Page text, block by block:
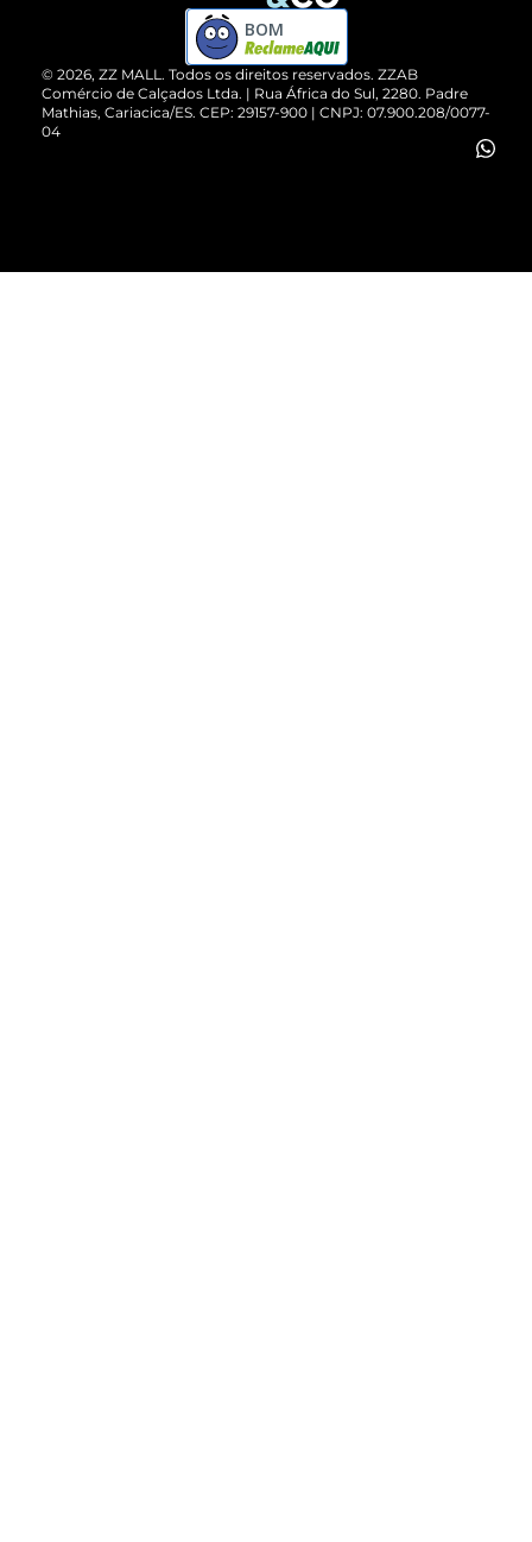
Cartão Presente
Vendas Corporativas
Compre pelo WhatsApp
© 2026, ZZ MALL. Todos os direitos reservados. ZZAB
Comércio de Calçados Ltda. | Rua África do Sul, 2280. Padre
Mathias, Cariacica/ES. CEP: 29157-900 | CNPJ: 07.900.208/0077-
04
BOM